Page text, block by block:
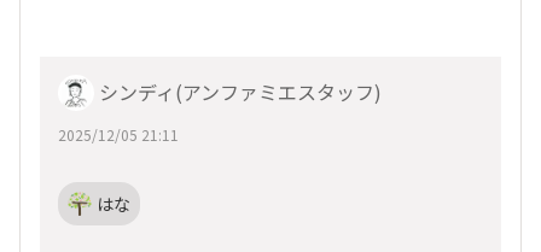
シンディ(アンファミエスタッフ)
2025/12/05 21:11
はな